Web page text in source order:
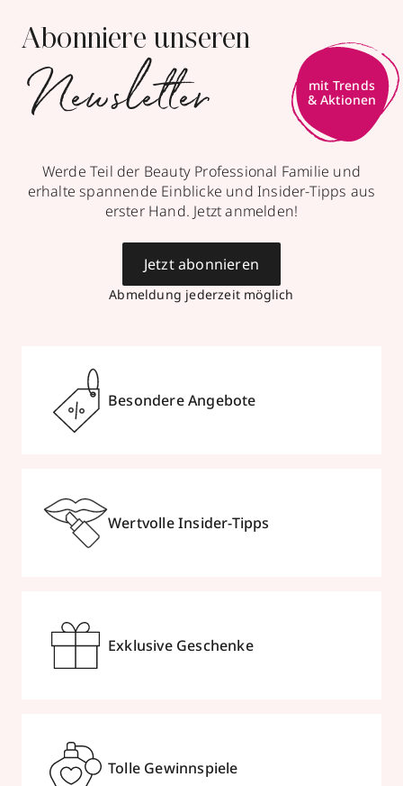
Abonniere unseren
Newsletter
mit Trends
& Aktionen
Werde Teil der Beauty Professional Familie und
erhalte spannende Einblicke und Insider-Tipps aus
erster Hand. Jetzt anmelden!
Abmeldung jederzeit möglich
Jetzt abonnieren
Besondere Angebote
Wertvolle Insider-Tipps
Exklusive Geschenke
Tolle Gewinnspiele